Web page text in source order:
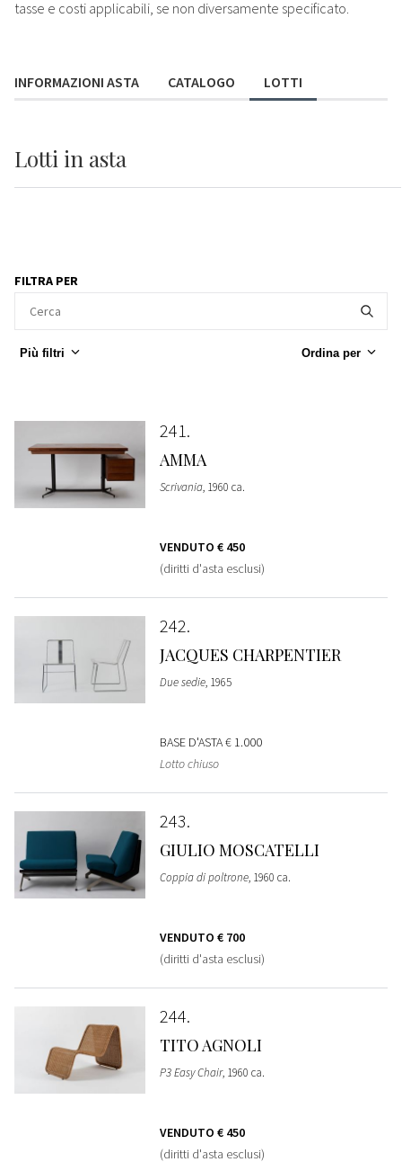
tasse e costi applicabili, se non diversamente specificato.
INFORMAZIONI ASTA CATALOGO LOTTI
Lotti in asta
FILTRA PER
Più filtri Ordina per
241
AMMA
Scrivania, 1960 ca.
VENDUTO € 450
(diritti d'asta esclusi)
242
JACQUES CHARPENTIER
Due sedie, 1965
BASE D'ASTA€ 1.000
Lotto chiuso
243
GIULIO MOSCATELLI
Coppia di poltrone, 1960 ca.
VENDUTO € 700
(diritti d'asta esclusi)
244
TITO AGNOLI
P3 Easy Chair, 1960 ca.
VENDUTO € 450
(diritti d'asta esclusi)